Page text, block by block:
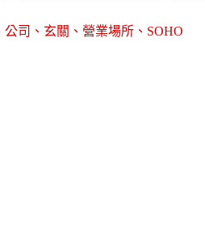
司、玄關、營業場所、SOHO